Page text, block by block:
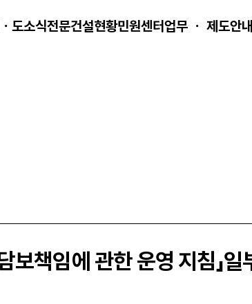
도소식전문건설현황민원센터업무 ㆍ 제도안내
책임에 관한 운영 지침」